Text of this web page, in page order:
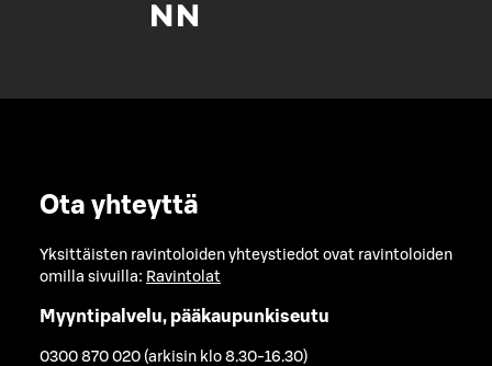
Ota yhteyttä
Yksittäisten ravintoloiden yhteystiedot ovat ravintoloiden
omilla sivuilla: Ravintolat
Myyntipalvelu, pääkaupunkiseutu
0300 870 020 (arkisin klo 8.30-16.30)